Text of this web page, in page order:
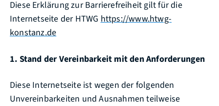
Diese Erklärung zur Barrierefreiheit gilt für die
Internetseite der HTWG https://www.htwg-
konstanz.de
1. Stand der Vereinbarkeit mit den Anforderungen
Diese Internetseite ist wegen der folgenden
Unvereinbarkeiten und Ausnahmen teilweise